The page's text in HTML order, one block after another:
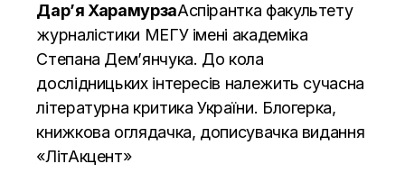
Дар’я ХарамурзаАспірантка факультету
журналістики МЕГУ імені академіка
Степана Дем’янчука. До кола
дослідницьких інтересів належить сучасна
літературна критика України. Блогерка,
книжкова оглядачка, дописувачка видання
«ЛітАкцент»